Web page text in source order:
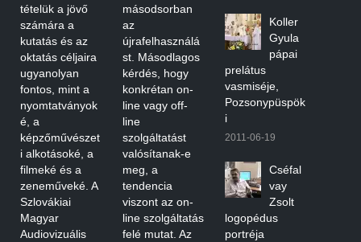
tételük a jövő
számára a
kutatás és az
oktatás céljaira
ugyanolyan
fontos, mint a
nyomtatványok
é, a
képzőművészet
i alkotásoké, a
filmeké és a
zeneműveké. A
Szlovákiai
Magyar
Audiovizuális
másodsorban
az
újrafelhasználá
st. Másodlagos
kérdés, hogy
konkrétan on-
line vagy off-
line
szolgáltatást
valósítanak-e
meg, a
tendencia
viszont az on-
line szolgáltatás
felé mutat. Az
Koller
Gyula
pápai
prelátus
vasmiséje,
Pozsonypüspök
i
2011-06-19
Cséfal
vay
Zsolt
logopédus
portréja